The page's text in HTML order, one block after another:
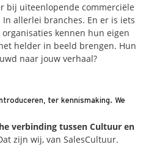
bij uiteenlopende commerciële
allerlei branches. En er is iets
kennen hun eigen
helder in beeld brengen. Hun
naar jouw verhaal?
ter kennismaking. We
verbinding tussen Cultuur en
zijn wij, van SalesCultuur.